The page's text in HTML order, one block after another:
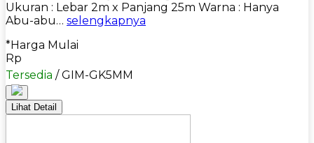
Ukuran : Lebar 2m x Panjang 25m Warna : Hanya
Abu-abu… selengkapnya
*Harga Mulai
Rp
Tersedia / GIM-GK5MM
Lihat Detail